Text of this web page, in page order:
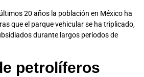
20 años la población en México ha
que el parque vehicular se ha triplicado,
durante largos períodos de
petrolíferos